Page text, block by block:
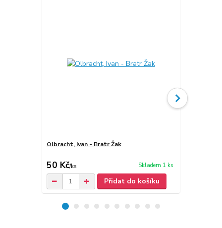
Olbracht, Ivan - Bratr Žak
50 Kč/ks Skladem 1 ks
Přidat do košíku